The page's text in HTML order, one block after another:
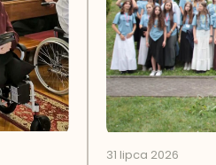
31 lipca 2026